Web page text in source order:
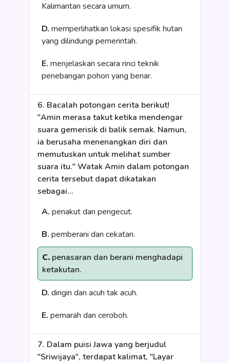
Kalimantan secara umum.
D. memperlihatkan lokasi spesifik hutan
yang dilindungi pemerintah.
E. menjelaskan secara rinci teknik
penebangan pohon yang benar.
6. Bacalah potongan cerita berikut!
"Amin merasa takut ketika mendengar
suara gemerisik di balik semak. Namun,
ia berusaha menenangkan diri dan
memutuskan untuk melihat sumber
suara itu." Watak Amin dalam potongan
cerita tersebut dapat dikatakan
sebagai...
A. penakut dan pengecut.
B. pemberani dan cekatan.
C. penasaran dan berani menghadapi
ketakutan.
D. dingin dan acuh tak acuh.
E. pemarah dan ceroboh.
7. Dalam puisi Jawa yang berjudul
"Sriwijaya", terdapat kalimat, "Layar